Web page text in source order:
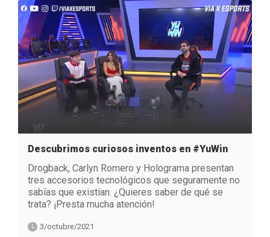
Descubrimos curiosos inventos en #YuWin
Drogback, Carlyn Romero y Holograma presentan
tres accesorios tecnológicos que seguramente no
sabías que existían. ¿Quieres saber de qué se
trata? ¡Presta mucha atención!
3/octubre/2021